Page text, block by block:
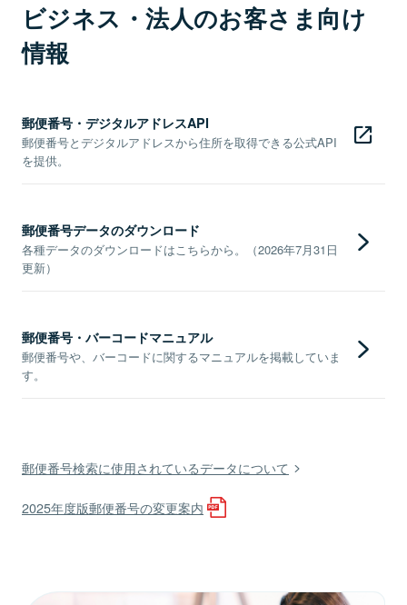
ビジネス・法人のお客さま向け
情報
郵便番号・デジタルアドレスAPI
郵便番号とデジタルアドレスから住所を取得できる公式API
を提供。
郵便番号データのダウンロード
各種データのダウンロードはこちらから。（2026年7月31日
更新）
郵便番号・バーコードマニュアル
郵便番号や、バーコードに関するマニュアルを掲載していま
す。
郵便番号検索に使用されているデータについて
2025年度版郵便番号の変更案内